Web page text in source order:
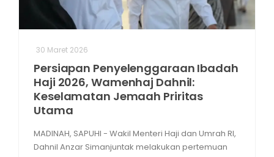
30 Maret 2026
Persiapan Penyelenggaraan Ibadah
Haji 2026, Wamenhaj Dahnil:
Keselamatan Jemaah Priritas
Utama
MADINAH, SAPUHI - Wakil Menteri Haji dan Umrah RI,
Dahnil Anzar Simanjuntak melakukan pertemuan